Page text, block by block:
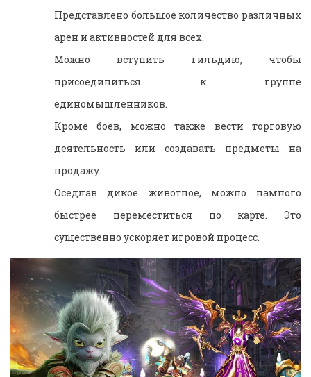
Представлено большое количество различных
арен и активностей для всех.
Можно вступить гильдию, чтобы
присоединиться к группе
единомышленников.
Кроме боев, можно также вести торговую
деятельность или создавать предметы на
продажу.
Оседлав дикое животное, можно намного
быстрее переместиться по карте. Это
существенно ускоряет игровой процесс.